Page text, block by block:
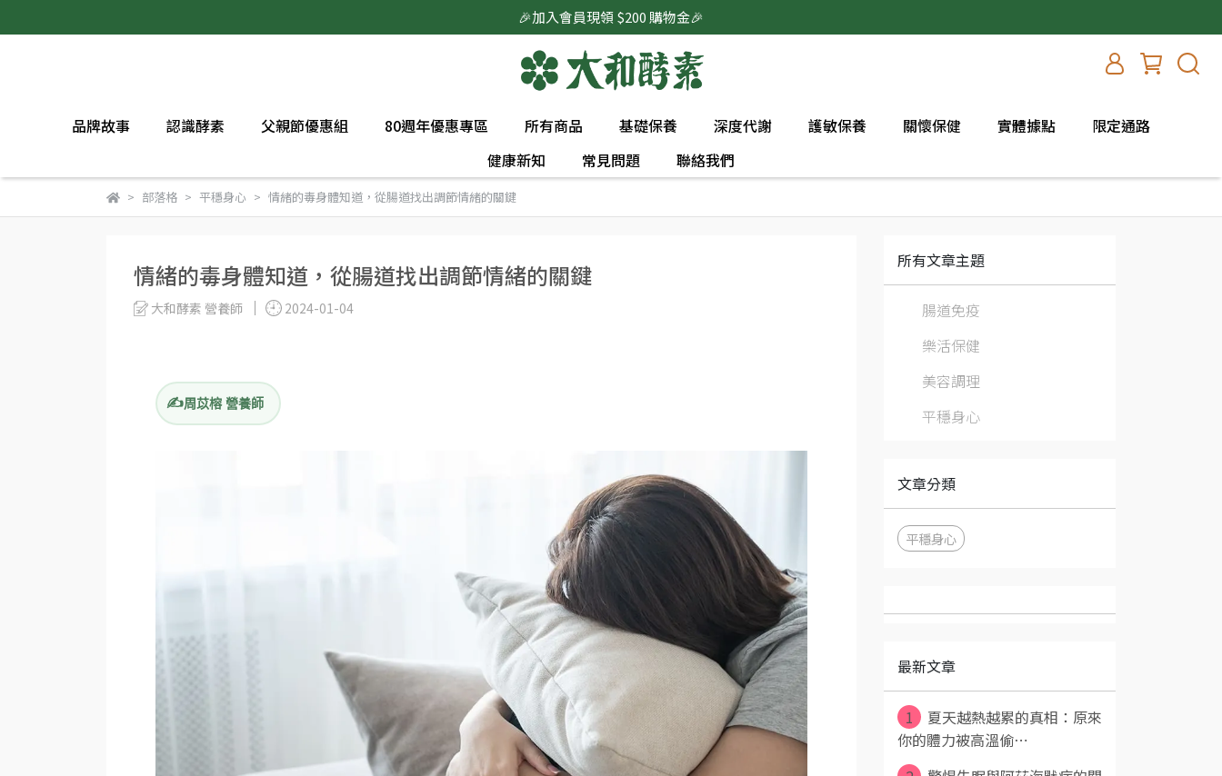
🎉加入會員現領 $200 購物金🎉
品牌故事 認識酵素 父親節優惠組 80週年優惠專區 所有商品 基礎保養 深度代謝 護敏保養 關懷保健 實體據點
限定通路
健康新知
常見問題 聯絡我們
部落格 平穩身心 情緒的毒身體知道，從腸道找出調節情緒的關鍵
情緒的毒身體知道，從腸道找出調節情緒的關鍵
大和酵素 營養師 2024-01-04
周苡榕 營養師
所有文章主題
腸道免疫
樂活保健
美容調理
平穩身心
文章分類
平穩身心
最新文章
1
夏天越熱越累的真相：原來
你的體力被高溫偷⋯